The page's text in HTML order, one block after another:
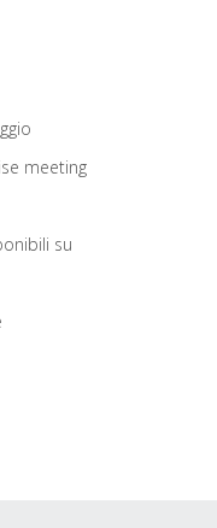
meeting
su